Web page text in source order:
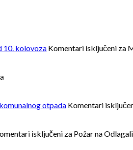
10. kolovoza Komentari isključeni za
otpada Komentari
isključeni za Požar na